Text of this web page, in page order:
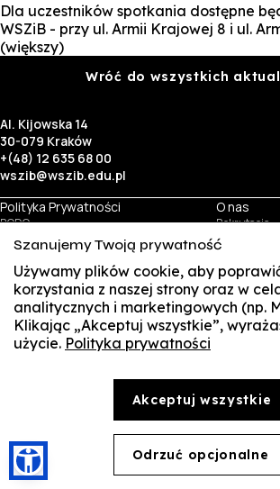
Dla uczestników spotkania dostępne
WSZiB - przy ul. Armii Krajowej 8 i ul.
(większy)
Wróć do wszystkich
Al. Kijowska 14
30-079 Kraków
+(48) 12 635 68 00
wszib@wszib.edu.pl
Polityka Prywatności
RODO
BIP
Identyfikacja wizualna
O nas
Rekrutacja
Studia
Kontakt
Biznes
Wynajem sal
Targi pracy
Student
Multis
Biblioteka
inaczej, utwory w rozumieniu właściwych przepisów, do których
przysługują WSZIB. Bez uprzedniej zgody WSZIB zabrania się w
części: kopiowania, reprodukowania, modyfikowania,
wyświetlania, utrwalania oraz wykorzystywania w jakiejkolwiek
powyższe nie dotyczą dozwolonego użytku osobistego.
Szanujemy Twoją prywatność
Używamy plików cookie, aby
korzystania z naszej strony oraz w
analitycznych i marketingowych (np.
Klikając „Akceptuj wszystkie”,
użycie. Polityka prywatności
Akceptuj wszystkie
Odrzuć opcjonalne